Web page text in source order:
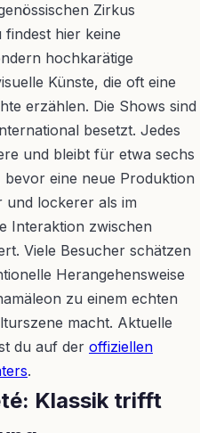
Zirkus
findest hier keine
hochkarätige
Künste, die oft eine
erzählen. Die Shows sind
besetzt. Jedes
und bleibt für etwa sechs
eine neue Produktion
und lockerer als im
Interaktion zwischen
Viele Besucher schätzen
Herangehensweise
zu einem echten
macht. Aktuelle
du auf der offiziellen
.
Klassik trifft